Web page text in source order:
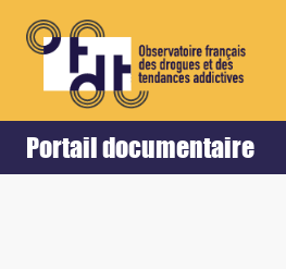
Portail documentaire
Accueil Retour